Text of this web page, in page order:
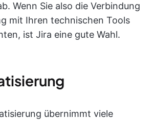
Wenn Sie also die Verbindung
mit Ihren technischen Tools
ist Jira eine gute Wahl.
übernimmt viele